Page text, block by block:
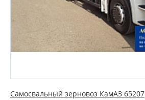
Самосвальный зерновоз КамАЗ 65207